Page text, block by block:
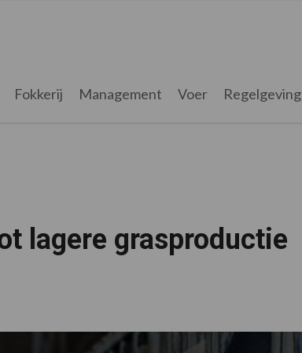
Fokkerij Management Voer Regelgeving
lagere grasproductie